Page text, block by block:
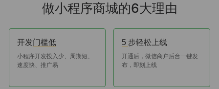
做小程序商城的6大理由
开发门槛低
小程序开发投入少、周期短、
速度快、推广易
5 步轻松上线
开通后，微信商户后台一键发
布，即刻上线